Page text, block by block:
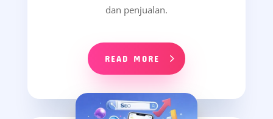
dan penjualan.
READ MORE